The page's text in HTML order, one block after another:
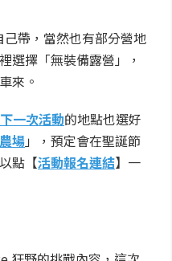
帶，當然也有部分營地
選擇「無裝備露營」，
來。
下一次活動的地點也選好
場」，預定會在聖誕節
點【活動報名連結】一